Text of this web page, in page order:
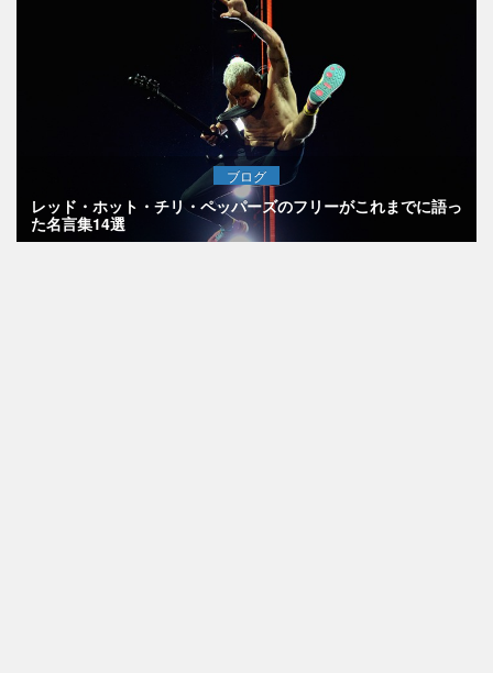
ブログ
レッド・ホット・チリ・ペッパーズのフリーがこれまでに語っ
た名言集14選